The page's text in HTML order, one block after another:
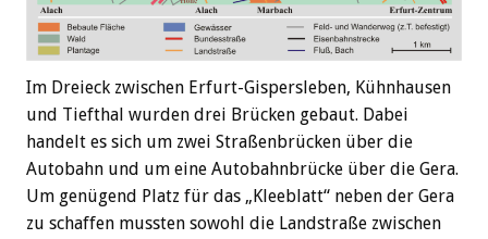
Im Dreieck zwischen Erfurt-Gispersleben, Kühnhausen
und Tiefthal wurden drei Brücken gebaut. Dabei
handelt es sich um zwei Straßenbrücken über die
Autobahn und um eine Autobahnbrücke über die Gera.
Um genügend Platz für das „Kleeblatt“ neben der Gera
zu schaffen mussten sowohl die Landstraße zwischen